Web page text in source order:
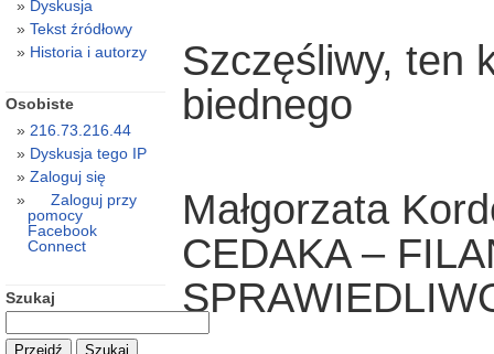
Szczęśliwy, ten
biednego
Małgorzata
CEDAKA –
Dyskusja
Tekst źródłowy
Historia i autorzy
Osobiste
216.73.216.44
Dyskusja tego IP
Zaloguj się
Zaloguj przy
pomocy
Facebook
Connect
Szukaj